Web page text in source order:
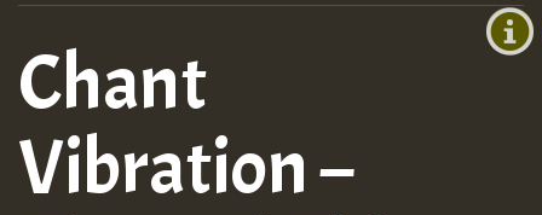
+0)
Air
Chant
Vibration –